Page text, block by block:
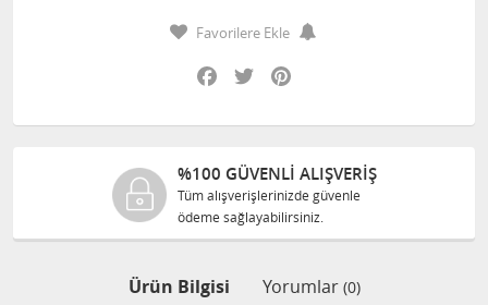
Favorilere Ekle
Facebook
Twitter
%100 GÜVENLİ ALIŞVERİŞ
Tüm alışverişlerinizde güvenle
ödeme sağlayabilirsiniz.
Ürün Bilgisi Yorumlar (0)